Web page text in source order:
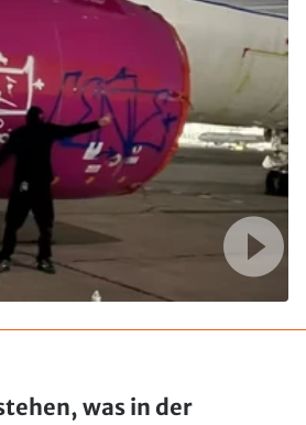
was in der